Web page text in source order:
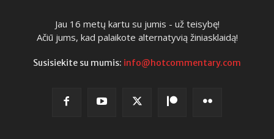
Jau 16 metų kartu su jumis - už teisybę!
Ačiū jums, kad palaikote alternatyvią žiniasklaidą!
Susisiekite su mumis: info@hotcommentary.com